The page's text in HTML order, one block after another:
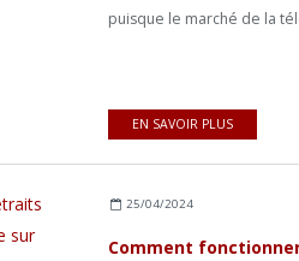
puisque le marché de la
EN SAVOIR PLUS
25/04/2024